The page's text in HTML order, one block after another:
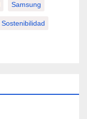
Samsung
Sostenibilidad